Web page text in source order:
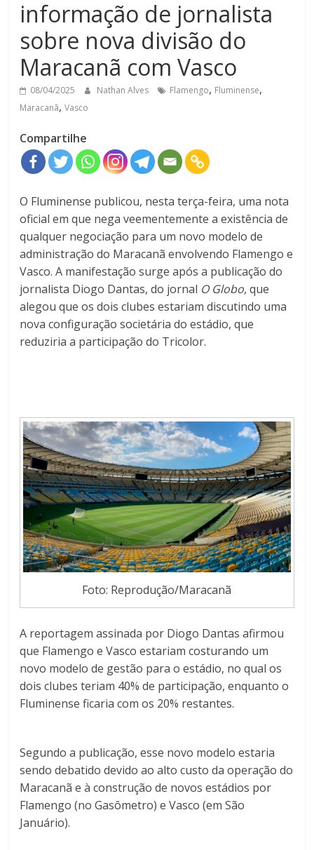
informação de jornalista
sobre nova divisão do
Maracanã com Vasco
08/04/2025 Nathan Alves Flamengo, Fluminense,
Maracanã,Vasco
Compartilhe
O Fluminense publicou, nesta terça-feira, uma nota
oficial em que nega veementemente a existência de
qualquer negociação para um novo modelo de
administração do Maracanã envolvendo Flamengo e
Vasco. A manifestação surge após a publicação do
jornalista Diogo Dantas, do jornal O Globo, que
alegou que os dois clubes estariam discutindo uma
nova configuração societária do estádio, que
reduziria a participação do Tricolor.
Foto: Reprodução/Maracanã
A reportagem assinada por Diogo Dantas afirmou
que Flamengo e Vasco estariam costurando um
novo modelo de gestão para o estádio, no qual os
dois clubes teriam 40% de participação, enquanto o
Fluminense ficaria com os 20% restantes.
Segundo a publicação, esse novo modelo estaria
sendo debatido devido ao alto custo da operação do
Maracanã e à construção de novos estádios por
Flamengo (no Gasômetro) e Vasco (em São
Januário).